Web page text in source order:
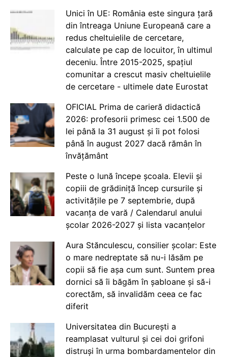
Unici în UE: România este singura țară
din întreaga Uniune Europeană care a
redus cheltuielile de cercetare,
calculate pe cap de locuitor, în ultimul
deceniu. Între 2015-2025, spațiul
comunitar a crescut masiv cheltuielile
de cercetare - ultimele date Eurostat
OFICIAL Prima de carieră didactică
2026: profesorii primesc cei 1.500 de
lei până la 31 august și îi pot folosi
până în august 2027 dacă rămân în
învățământ
Peste o lună începe școala. Elevii și
copiii de grădiniță încep cursurile și
activitățile pe 7 septembrie, după
vacanța de vară / Calendarul anului
școlar 2026-2027 și lista vacanțelor
Aura Stănculescu, consilier școlar: Este
o mare nedreptate să nu-i lăsăm pe
copii să fie așa cum sunt. Suntem prea
dornici să îi băgăm în șabloane și să-i
corectăm, să invalidăm ceea ce fac
diferit
Universitatea din București a
reamplasat vulturul și cei doi grifoni
distruși în urma bombardamentelor din